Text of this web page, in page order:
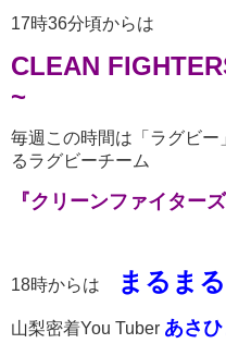
17時36分頃からは
CLEAN
~
毎週この時間は「ラグビ
るラグビーチーム
『クリーンファイターズ
18時からは まるま
山梨密着You Tuber あさ